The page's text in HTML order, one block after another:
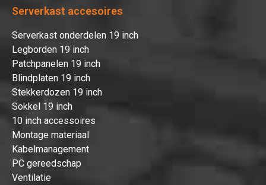
Serverkast accesoires
Serverkast onderdelen 19 inch
Legborden 19 inch
Patchpanelen 19 inch
Blindplaten 19 inch
Stekkerdozen 19 inch
Sokkel 19 inch
10 inch accessoires
Montage materiaal
Kabelmanagement
PC gereedschap
Ventilatie